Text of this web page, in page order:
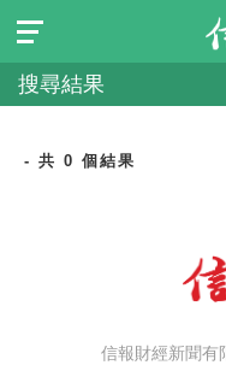
搜尋結果
- 共 0 個結果
信報財經新聞有